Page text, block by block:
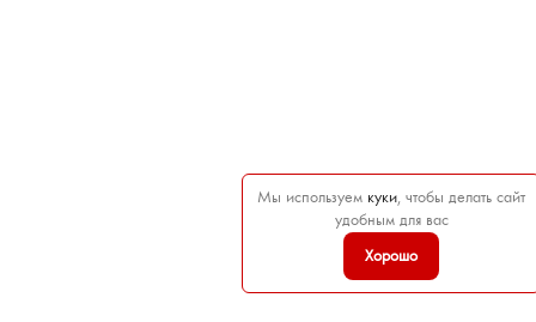
Мы используем куки , чтобы делать сайт
удобным для вас
Хорошо